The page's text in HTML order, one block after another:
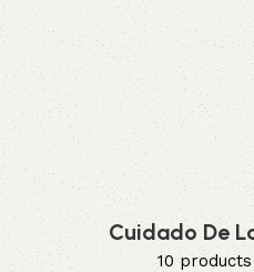
Cuidado De
10 products